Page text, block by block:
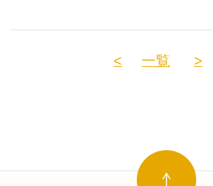
< 一覧 >